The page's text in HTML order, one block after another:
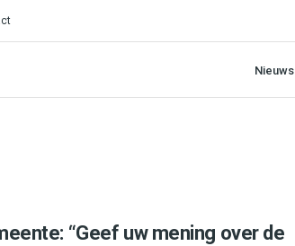
Nieuws
“Geef uw mening over de